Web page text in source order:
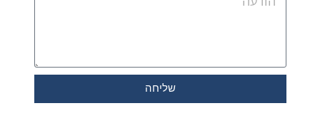
שליחה